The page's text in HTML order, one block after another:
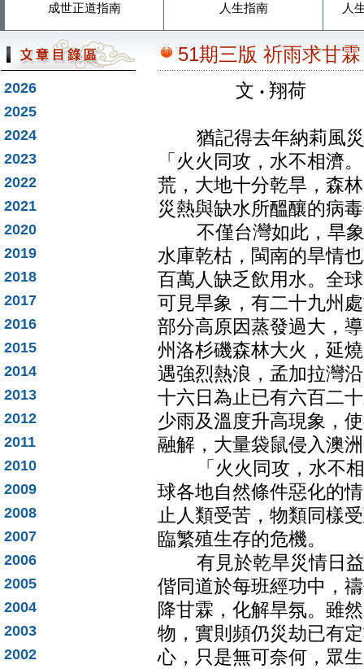
成世正道指南 人生指南 人
2026
2025
2024
2023
2022
2021
2020
2019
2018
2017
2016
2015
2014
2013
2012
2011
2010
2009
2008
2007
2006
2005
2004
2003
2002
51期三版 祈雨求甘霖
文 ‧ 翔荷
猶記得去年納莉風災
「火火同攻，水不相濟
荒，大地十分乾旱，森
災熱與缺水所醞釀的病
不僅台灣如此，旱象
水庫乾枯，閩南的旱情
百萬人缺乏飲用水。全
可見旱象，有二十九州
部分高原因蒸發過大，
州洛杉磯森林大火，延
遇強烈熱浪，孟加拉灣
十六日為止已有六百二
少雨及溫度升高現象，
融解，大量袋鼠侵入澳
「火火同攻，水不相
球各地自然條件惡化的
止人類受苦，物類同樣
臨繁殖生存的危機。
有見於乾旱災情日益
偕同道於每班經功中，
降甘霖，化解旱氛。雖
物，實則頻仍災劫已有
心，只是無可奈何，眾